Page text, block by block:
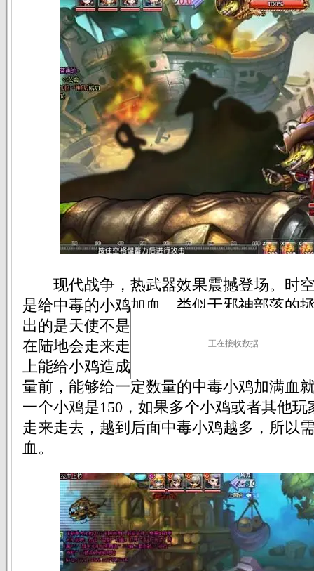
现代战争，热武器效果震撼登场。时
是给中毒的小鸡加血，类似于邪神部落的
出的是天使不是杀伤武器，所以不需要带
在陆地会走来走去，道拉夫上校，也就是
上能给小鸡造成伤害。我们在规定回合内
量前，能够给一定数量的中毒小鸡加满血
一个小鸡是150，如果多个小鸡或者其他玩
走来走去，越到后面中毒小鸡越多，所以
血。
正在接收数据...